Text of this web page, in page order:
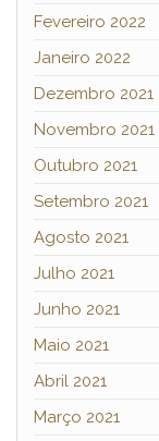
Fevereiro 2022
Janeiro 2022
Dezembro 2021
Novembro 2021
Outubro 2021
Setembro 2021
Agosto 2021
Julho 2021
Junho 2021
Maio 2021
Abril 2021
Março 2021